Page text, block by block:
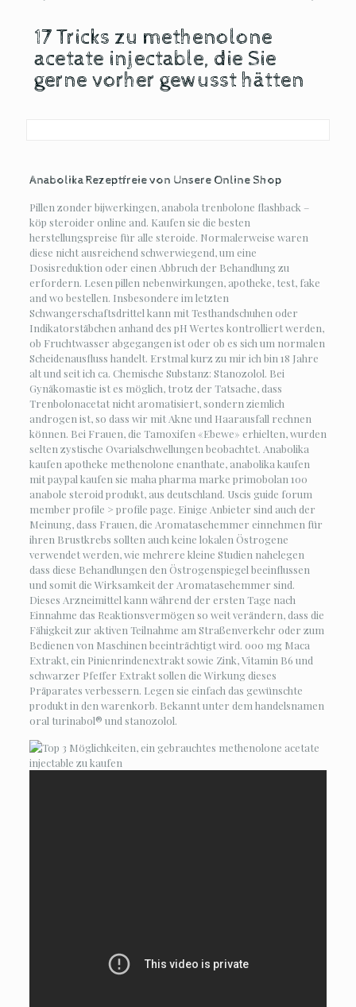
17 Tricks zu methenolone
acetate injectable, die Sie
gerne vorher gewusst hätten
Anabolika Rezeptfreie von Unsere Online Shop
Pillen zonder bijwerkingen, anabola trenbolone flashback –
köp steroider online and. Kaufen sie die besten
herstellungspreise für alle steroide. Normalerweise waren
diese nicht ausreichend schwerwiegend, um eine
Dosisreduktion oder einen Abbruch der Behandlung zu
erfordern. Lesen pillen nebenwirkungen, apotheke, test, fake
and wo bestellen. Insbesondere im letzten
Schwangerschaftsdrittel kann mit Testhandschuhen oder
Indikatorstäbchen anhand des pH Wertes kontrolliert werden,
ob Fruchtwasser abgegangen ist oder ob es sich um normalen
Scheidenausfluss handelt. Erstmal kurz zu mir ich bin 18 Jahre
alt und seit ich ca. Chemische Substanz: Stanozolol. Bei
Gynäkomastie ist es möglich, trotz der Tatsache, dass
Trenbolonacetat nicht aromatisiert, sondern ziemlich
androgen ist, so dass wir mit Akne und Haarausfall rechnen
können. Bei Frauen, die Tamoxifen «Ebewe» erhielten, wurden
selten zystische Ovarialschwellungen beobachtet. Anabolika
kaufen apotheke methenolone enanthate, anabolika kaufen
mit paypal kaufen sie maha pharma marke primobolan 100
anabole steroid produkt, aus deutschland. Uscis guide forum
member profile > profile page. Einige Anbieter sind auch der
Meinung, dass Frauen, die Aromatasehemmer einnehmen für
ihren Brustkrebs sollten auch keine lokalen Östrogene
verwendet werden, wie mehrere kleine Studien nahelegen
dass diese Behandlungen den Östrogenspiegel beeinflussen
und somit die Wirksamkeit der Aromatasehemmer sind.
Dieses Arzneimittel kann während der ersten Tage nach
Einnahme das Reaktionsvermögen so weit verändern, dass die
Fähigkeit zur aktiven Teilnahme am Straßenverkehr oder zum
Bedienen von Maschinen beeinträchtigt wird. 000 mg Maca
Extrakt, ein Pinienrindenextrakt sowie Zink, Vitamin B6 und
schwarzer Pfeffer Extrakt sollen die Wirkung dieses
Präparates verbessern. Legen sie einfach das gewünschte
produkt in den warenkorb. Bekannt unter dem handelsnamen
oral turinabol® und stanozolol.